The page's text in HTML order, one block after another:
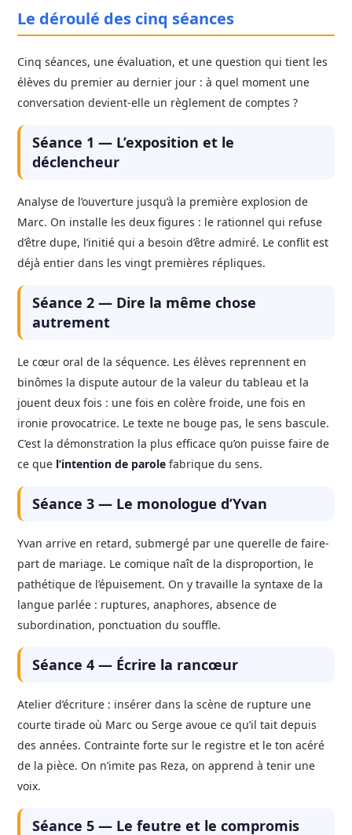
Le déroulé des cinq séances
Cinq séances, une évaluation, et une question qui tient les
élèves du premier au dernier jour : à quel moment une
conversation devient-elle un règlement de comptes ?
Séance 1 — L’exposition et le
déclencheur
Analyse de l’ouverture jusqu’à la première explosion de
Marc. On installe les deux figures : le rationnel qui refuse
d’être dupe, l’initié qui a besoin d’être admiré. Le conflit est
déjà entier dans les vingt premières répliques.
Séance 2 — Dire la même chose
autrement
Le cœur oral de la séquence. Les élèves reprennent en
binômes la dispute autour de la valeur du tableau et la
jouent deux fois : une fois en colère froide, une fois en
ironie provocatrice. Le texte ne bouge pas, le sens bascule.
C’est la démonstration la plus efficace qu’on puisse faire de
ce que l’intention de parole fabrique du sens.
Séance 3 — Le monologue d’Yvan
Yvan arrive en retard, submergé par une querelle de faire-
part de mariage. Le comique naît de la disproportion, le
pathétique de l’épuisement. On y travaille la syntaxe de la
langue parlée : ruptures, anaphores, absence de
subordination, ponctuation du souffle.
Séance 4 — Écrire la rancœur
Atelier d’écriture : insérer dans la scène de rupture une
courte tirade où Marc ou Serge avoue ce qu’il tait depuis
des années. Contrainte forte sur le registre et le ton acéré
de la pièce. On n’imite pas Reza, on apprend à tenir une
voix.
Séance 5 — Le feutre et le compromis